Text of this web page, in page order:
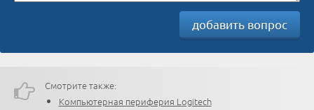
добавить вопрос
Смотрите также:
Компьютерная периферия Logitech